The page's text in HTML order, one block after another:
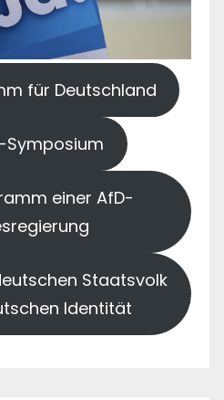
für Deutschland
einer AfD-
Staatsvolk
Identität